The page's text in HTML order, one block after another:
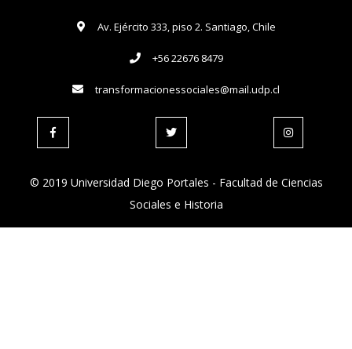
Av. Ejército 333, piso 2. Santiago, Chile
+56 22676 8479
transformacionessociales@mail.udp.cl
© 2019 Universidad Diego Portales - Facultad de Ciencias
Sociales e Historia